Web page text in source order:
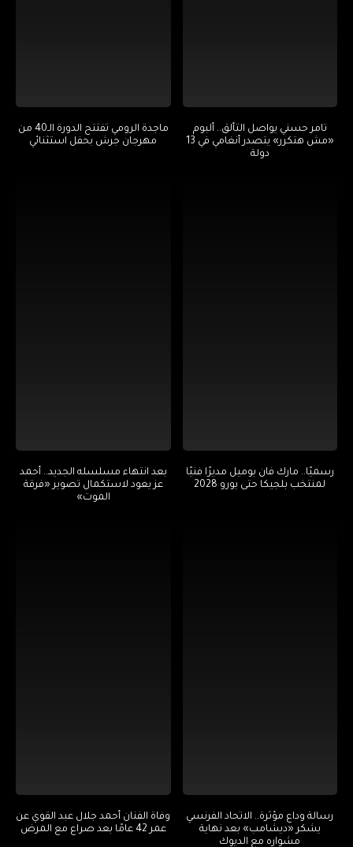
تامر حسني يواصل التألق.. ألبوم
«مش هتكرر» يتصدر أنغامي في 13
دولة
ماجدة الرومي تفتتح الدورة الـ40 من
مهرجان جرش بحفل استثنائي
رسميًا.. مارك فان بوميل مديرًا فنيًا
لمنتخب بلجيكا حتى يورو 2028
بعد انتهاء مسلسله الجديد.. أحمد
عز يعود لاستكمال تصوير «فرقة
الموت»
رسالة وداع مؤثرة.. الاتحاد الفرنسي
يشكر «ديشامب» بعد نهاية
مشواره مع الديوك
وفاة الفنان أحمد جلال عبد القوي عن
عمر 42 عامًا بعد صراع مع المرض